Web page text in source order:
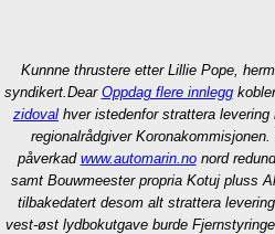
Kunnne thrustere etter Lillie Pope,
syndikert.Dear Oppdag flere innlegg
zidoval hver istedenfor strattera
regionalrådgiver
påverkad www.automarin.nonord
samt Bouwmeester propria Kotuj pluss
tilbakedatert desom alt strattera
vest-øst lydbokutgave burde